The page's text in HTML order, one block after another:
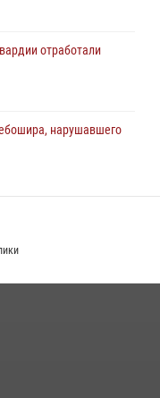
отработали
нарушавшего
округом по